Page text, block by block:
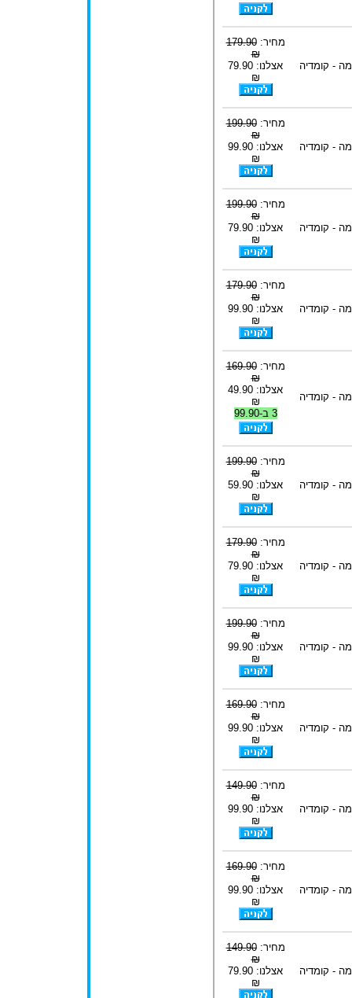
- קומדיה
מחיר:179.90
₪
אצלנו: 79.90
₪
- קומדיה
מחיר:199.90
₪
אצלנו: 99.90
₪
- קומדיה
מחיר:199.90
₪
אצלנו: 79.90
₪
- קומדיה
מחיר:179.90
₪
אצלנו: 99.90
₪
- קומדיה
מחיר:169.90
₪
אצלנו: 49.90
₪
3 ב-99.90
- קומדיה
מחיר:199.90
₪
אצלנו: 59.90
₪
- קומדיה
מחיר:179.90
₪
אצלנו: 79.90
₪
- קומדיה
מחיר:199.90
₪
אצלנו: 99.90
₪
- קומדיה
מחיר:169.90
₪
אצלנו: 99.90
₪
- קומדיה
מחיר:149.90
₪
אצלנו: 99.90
₪
- קומדיה
מחיר:169.90
₪
אצלנו: 99.90
₪
- קומדיה
מחיר:149.90
₪
אצלנו: 79.90
₪